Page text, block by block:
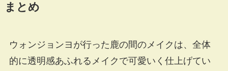
まとめ
ウォンジョンヨが行った鹿の間のメイクは、全体
的に透明感あふれるメイクで可愛いく仕上げてい